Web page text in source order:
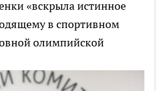
«вскрыла истинное
в спортивном
олимпийской